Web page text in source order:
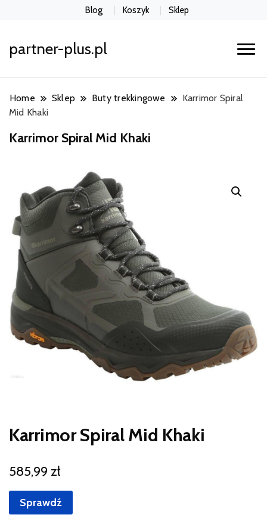
Blog Koszyk Sklep
partner-plus.pl
Home Sklep Buty trekkingowe
Karrimor Spiral
Mid Khaki
Karrimor Spiral Mid Khaki
Karrimor Spiral Mid Khaki
585,99 zł
Sprawdź